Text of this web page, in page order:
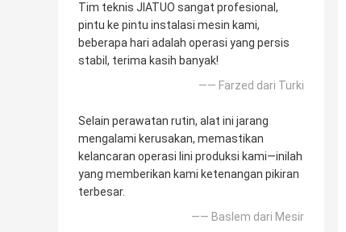
Tim teknis JIATUO sangat profesional,
pintu ke pintu instalasi mesin kami,
beberapa hari adalah operasi yang persis
stabil, terima kasih banyak!
—— Farzed dari Turki
Selain perawatan rutin, alat ini jarang
mengalami kerusakan, memastikan
kelancaran operasi lini produksi kami—inilah
yang memberikan kami ketenangan pikiran
terbesar.
—— Baslem dari Mesir